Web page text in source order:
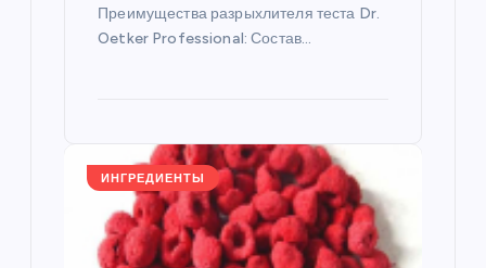
Преимущества разрыхлителя теста Dr.
Oetker Professional: Состав…
ИНГРЕДИЕНТЫ